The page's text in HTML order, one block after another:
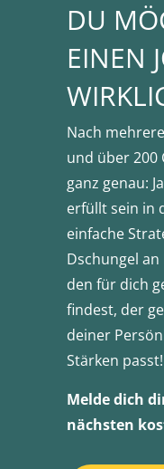
DU
EINEN
Nach
und über 200
ganz genau:
erfüllt sein in
einfache
Dschungel
den für dich
findest, der
deiner
Stärken passt!
Melde dich
nächsten